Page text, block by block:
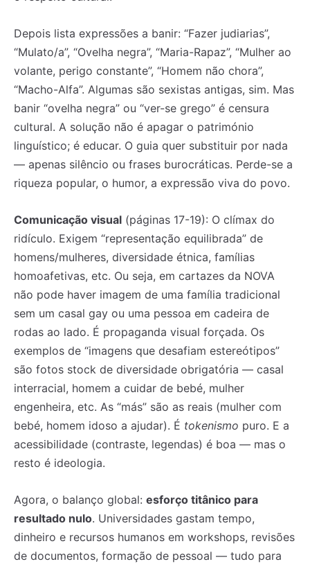
Depois lista expressões a banir: “Fazer judiarias”,
“Mulato/a”, “Ovelha negra”, “Maria-Rapaz”, “Mulher ao
volante, perigo constante”, “Homem não chora”,
“Macho-Alfa”. Algumas são sexistas antigas, sim. Mas
banir “ovelha negra” ou “ver-se grego” é censura
cultural. A solução não é apagar o património
linguístico; é educar. O guia quer substituir por nada
— apenas silêncio ou frases burocráticas. Perde-se a
riqueza popular, o humor, a expressão viva do povo.
Comunicação visual (páginas 17-19): O clímax do
ridículo. Exigem “representação equilibrada” de
homens/mulheres, diversidade étnica, famílias
homoafetivas, etc. Ou seja, em cartazes da NOVA
não pode haver imagem de uma família tradicional
sem um casal gay ou uma pessoa em cadeira de
rodas ao lado. É propaganda visual forçada. Os
exemplos de “imagens que desafiam estereótipos”
são fotos stock de diversidade obrigatória — casal
interracial, homem a cuidar de bebé, mulher
engenheira, etc. As “más” são as reais (mulher com
bebé, homem idoso a ajudar). É tokenismo puro. E a
acessibilidade (contraste, legendas) é boa — mas o
resto é ideologia.
Agora, o balanço global: esforço titânico para
resultado nulo. Universidades gastam tempo,
dinheiro e recursos humanos em workshops, revisões
de documentos, formação de pessoal — tudo para